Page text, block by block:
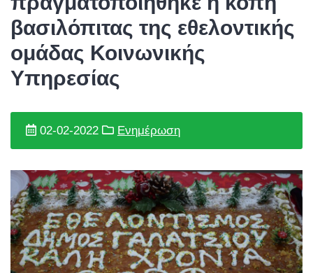
βασιλόπιτας της εθελοντικής
ομάδας Κοινωνικής
Υπηρεσίας
02-02-2022 Ενημέρωση